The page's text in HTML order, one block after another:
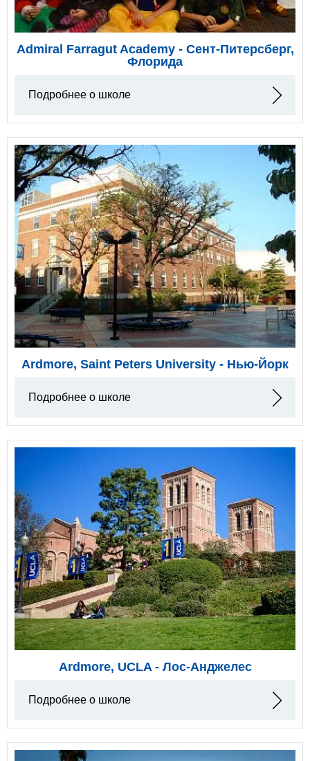
Admiral Farragut Academy - Сент-Питерсберг,
Флорида
Подробнее о школе
Ardmore, Saint Peters University - Нью-Йорк
Подробнее о школе
Ardmore, UCLA - Лос-Анджелес
Подробнее о школе